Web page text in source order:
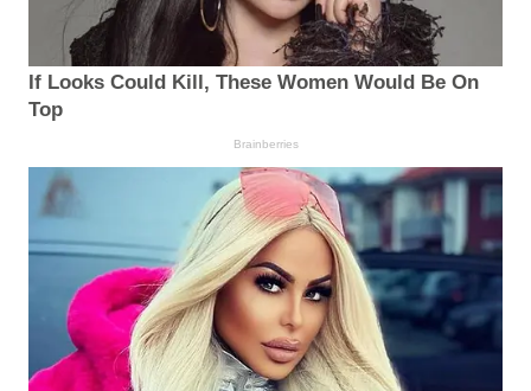
If Looks Could Kill, These Women Would Be On
Top
Brainberries